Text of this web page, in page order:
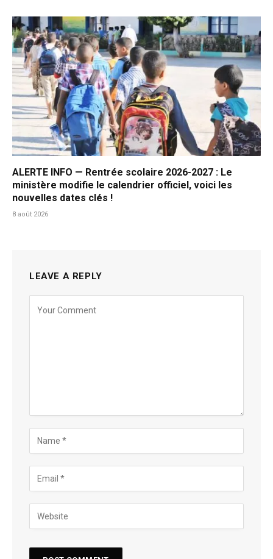
ALERTE INFO — Rentrée scolaire 2026-2027 : Le
ministère modifie le calendrier officiel, voici les
nouvelles dates clés !
8 août 2026
LEAVE A REPLY